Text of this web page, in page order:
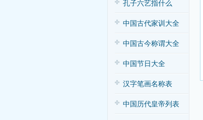
孔子六艺指什么
中国古代家训大全
中国古今称谓大全
中国节日大全
汉字笔画名称表
中国历代皇帝列表